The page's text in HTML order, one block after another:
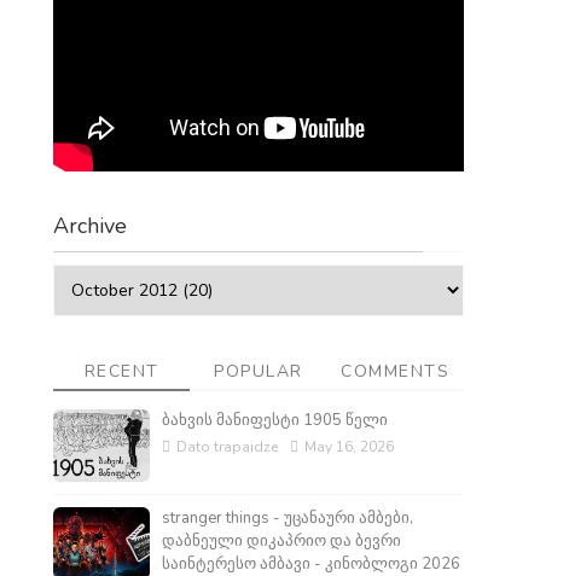
Archive
RECENT POPULAR COMMENTS
ბახვის მანიფესტი 1905 წელი
Dato trapaidze May 16, 2026
stranger things - უცანაური ამბები,
დაბნეული დიკაპრიო და ბევრი
საინტერესო ამბავი - კინობლოგი 2026